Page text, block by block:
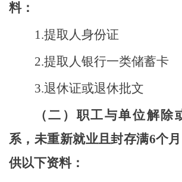
料：
1.提取人身份证
2.提取人银行一类储蓄卡
3.退休证或退休批文
（二）职工与单位解除
系，未重新就业且封存满6个
供以下资料：